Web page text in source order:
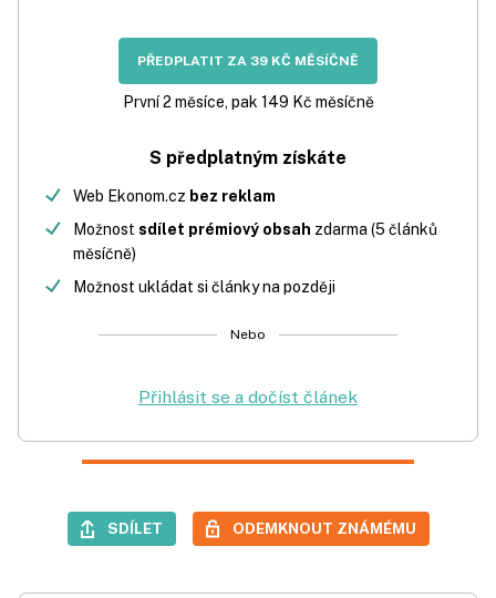
PŘEDPLATIT ZA 39 KČ MĚSÍČNĚ
První 2 měsíce, pak 149 Kč měsíčně
S předplatným získáte
Web Ekonom.cz bez reklam
Možnost sdílet prémiový obsah zdarma (5 článků
měsíčně)
Možnost ukládat si články na později
Nebo
Přihlásit se a dočíst článek
SDÍLET ODEMKNOUT ZNÁMÉMU